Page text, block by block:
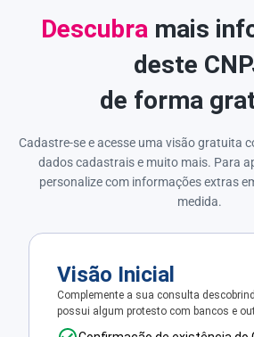
Descubramais
deste
de forma
Cadastre-se e acesse uma visão gratuita
dados cadastrais e muito mais. Para
personalize com informações extras
medida.
Visão Inicial
Complemente a sua consulta
possui algum protesto com bancos e